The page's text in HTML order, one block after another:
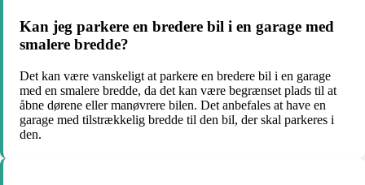
Kan jeg parkere en bredere bil i en garage med
smalere bredde?
Det kan være vanskeligt at parkere en bredere bil i en garage
med en smalere bredde, da det kan være begrænset plads til at
åbne dørene eller manøvrere bilen. Det anbefales at have en
garage med tilstrækkelig bredde til den bil, der skal parkeres i
den.